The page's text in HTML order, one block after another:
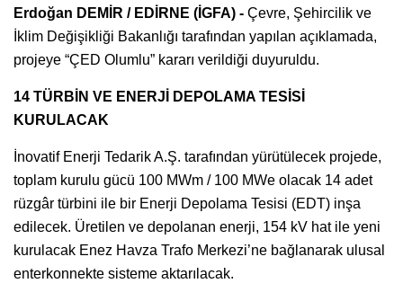
Erdoğan DEMİR / EDİRNE (İGFA) - Çevre, Şehircilik ve
İklim Değişikliği Bakanlığı tarafından yapılan açıklamada,
projeye “ÇED Olumlu” kararı verildiği duyuruldu.
14 TÜRBİN VE ENERJİ DEPOLAMA TESİSİ
KURULACAK
İnovatif Enerji Tedarik A.Ş. tarafından yürütülecek projede,
toplam kurulu gücü 100 MWm / 100 MWe olacak 14 adet
rüzgâr türbini ile bir Enerji Depolama Tesisi (EDT) inşa
edilecek. Üretilen ve depolanan enerji, 154 kV hat ile yeni
kurulacak Enez Havza Trafo Merkezi’ne bağlanarak ulusal
enterkonnekte sisteme aktarılacak.